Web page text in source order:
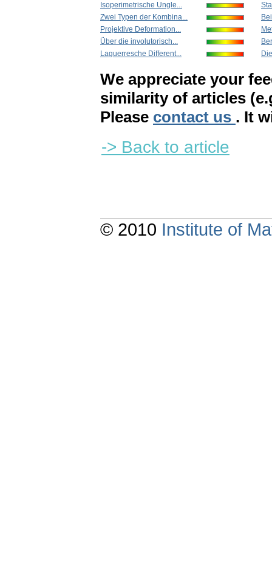
Isoperimetrische Ungle...
Zwei Typen der Kombina...
Projektive Deformation...
Über die involutorisch...
Laguerresche Different...
We appreciate your
similarity of articles
Please contact us . It
-> Back to article
© 2010 Institute of